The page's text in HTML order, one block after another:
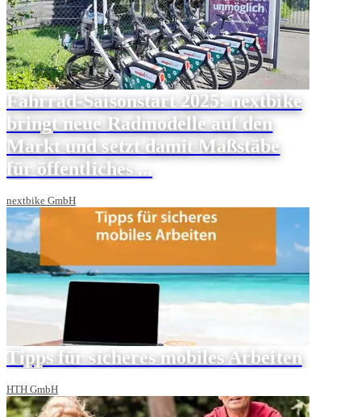
Fahrrad-Saisonstart 2025: nextbike
bringt neue Radmodelle auf den
Markt und setzt damit Maßstäbe
für öffentliches ...
nextbike GmbH
Tipps für sicheres mobiles Arbeiten
HTH GmbH